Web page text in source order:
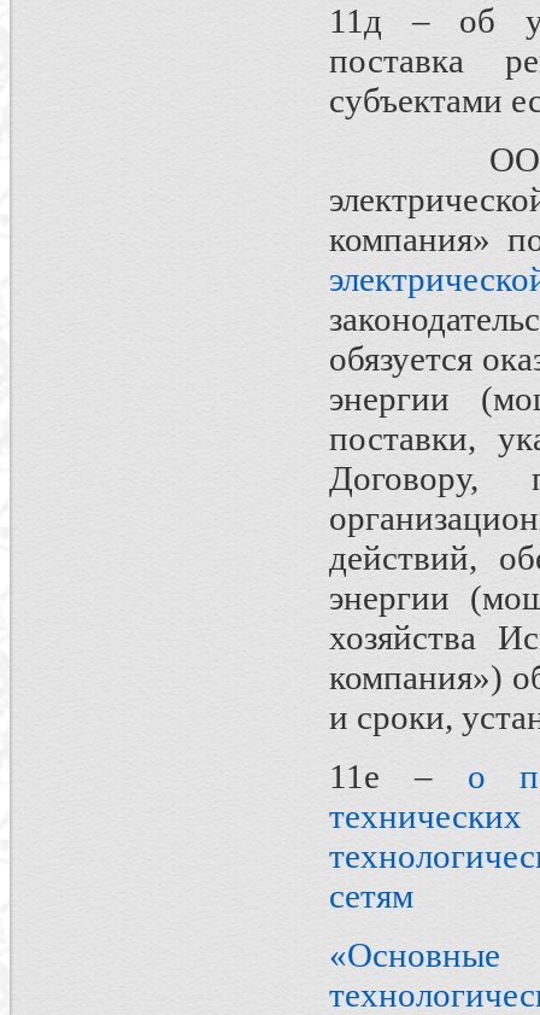
11д – об
поставка
субъектами
ООО
компания»
обязуется
энергии
поставки,
Договору,
действий,
энергии
хозяйства
компания»)
и сроки,
11е –о
сетям